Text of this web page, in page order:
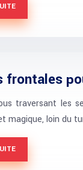
frontales
traversant les
magique, loin du